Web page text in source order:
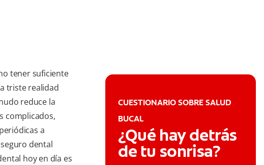
tener suficiente
triste realidad
reduce la
complicados,
a
dental
hoy en día es
CUESTIONARIO SOBRE SALUD
BUCAL
¿Qué hay detrás
de tu sonrisa?